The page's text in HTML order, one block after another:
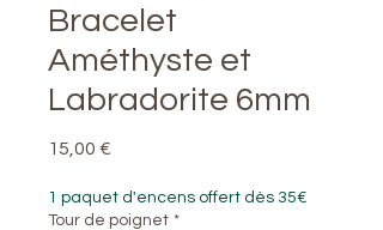
Bracelet
Améthyste et
Labradorite 6mm
15,00 €
1 paquet d'encens offert dès 35€
Tour de poignet *